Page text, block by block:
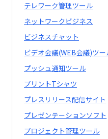
テレワーク管理ツール
ネットワークビジネス
ビジネスチャット
ビデオ会議(WEB会議)ツー
プッシュ通知ツール
プリントTシャツ
プレスリリース配信サイト
プレゼンテーションソフト
プロジェクト管理ツール